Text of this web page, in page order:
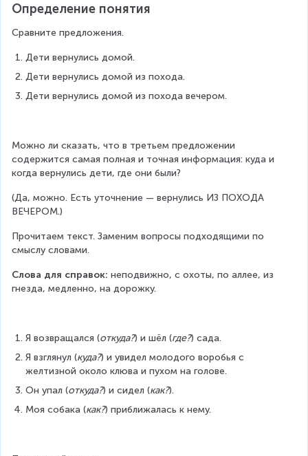
Определение понятия
Сравните предложения.
Дети вернулись домой.
Дети вернулись домой из похода.
Дети вернулись домой из похода вечером.
Можно ли сказать, что в третьем предложении
содержится самая полная и точная информация: куда и
когда вернулись дети, где они были?
(Да, можно. Есть уточнение — вернулись ИЗ ПОХОДА
ВЕЧЕРОМ.)
Прочитаем текст. Заменим вопросы подходящими по
смыслу словами.
Слова для справок: неподвижно, с охоты, по аллее, из
гнезда, медленно, на дорожку.
Я возвращался (откуда?) и шёл (где?) сада.
Я взглянул (куда?) и увидел молодого воробья с
желтизной около клюва и пухом на голове.
Он упал (откуда?) и сидел (как?).
Моя собака (как?) приближалась к нему.